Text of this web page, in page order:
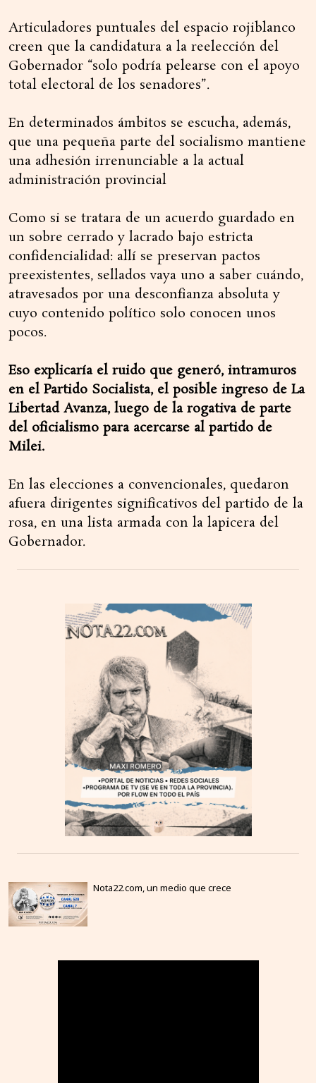
Articuladores puntuales del espacio rojiblanco
creen que la candidatura a la reelección del
Gobernador “solo podría pelearse con el apoyo
total electoral de los senadores”.
En determinados ámbitos se escucha, además,
que una pequeña parte del socialismo mantiene
una adhesión irrenunciable a la actual
administración provincial
Como si se tratara de un acuerdo guardado en
un sobre cerrado y lacrado bajo estricta
confidencialidad: allí se preservan pactos
preexistentes, sellados vaya uno a saber cuándo,
atravesados por una desconfianza absoluta y
cuyo contenido político solo conocen unos
pocos.
Eso explicaría el ruido que generó, intramuros
en el Partido Socialista, el posible ingreso de La
Libertad Avanza, luego de la rogativa de parte
del oficialismo para acercarse al partido de
Milei.
En las elecciones a convencionales, quedaron
afuera dirigentes significativos del partido de la
rosa, en una lista armada con la lapicera del
Gobernador.
Nota22.com, un medio que crece